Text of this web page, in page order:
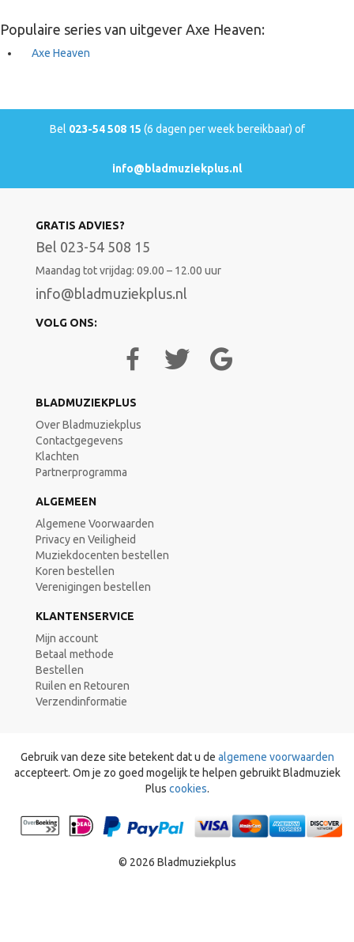
Populaire series van uitgever Axe Heaven:
Axe Heaven
Bel 023-54 508 15 (6 dagen per week bereikbaar) of
info@bladmuziekplus.nl
GRATIS ADVIES?
Bel 023-54 508 15
Maandag tot vrijdag: 09.00 – 12.00 uur
info@bladmuziekplus.nl
VOLG ONS:
BLADMUZIEKPLUS
Over Bladmuziekplus
Contactgegevens
Klachten
Partnerprogramma
ALGEMEEN
Algemene Voorwaarden
Privacy en Veiligheid
Muziekdocenten bestellen
Koren bestellen
Verenigingen bestellen
KLANTENSERVICE
Mijn account
Betaal methode
Bestellen
Ruilen en Retouren
Verzendinformatie
Gebruik van deze site betekent dat u de algemene voorwaarden
accepteert. Om je zo goed mogelijk te helpen gebruikt Bladmuziek
Plus cookies.
© 2026 Bladmuziekplus